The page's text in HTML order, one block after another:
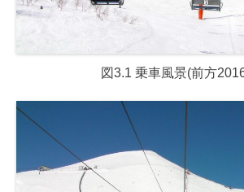
図3.1 乗車風景(前方